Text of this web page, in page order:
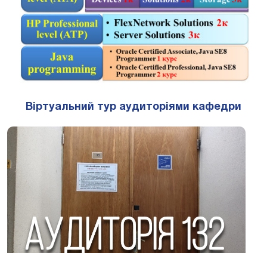
Віртуальний тур аудиторіями кафедри